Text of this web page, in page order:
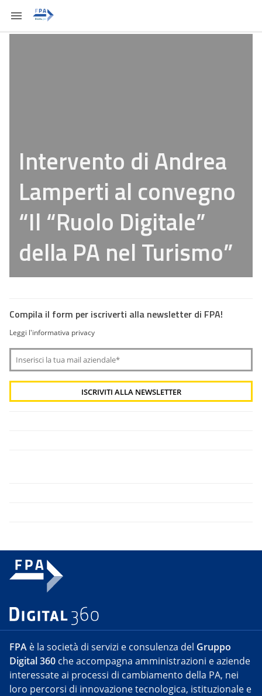
Intervento di Andrea
Lamperti al convegno
“Il “Ruolo Digitale”
della PA nel Turismo”
Compila il form per iscriverti alla newsletter di FPA!
Leggi l'informativa privacy
FPA è la società di servizi e consulenza del Gruppo
Digital 360 che accompagna amministrazioni e aziende
interessate ai processi di cambiamento della PA, nei
loro percorsi di innovazione tecnologica, istituzionale e